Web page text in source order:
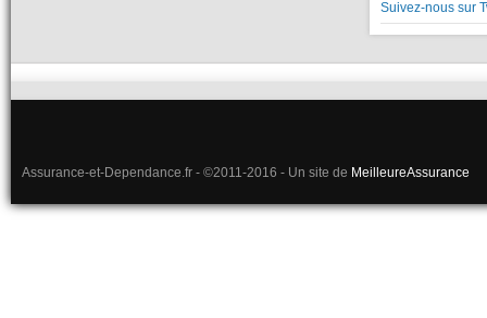
Suivez-nous sur
Assurance-et-Dependance.fr - ©2011-2016 - Un site de MeilleureAssurance